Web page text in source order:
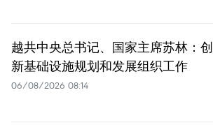
越共中央总书记、国家主席苏林：创
新基础设施规划和发展组织工作
06/08/2026 08:14